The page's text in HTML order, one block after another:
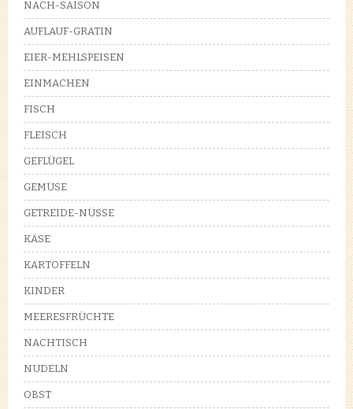
NACH-SAISON
AUFLAUF-GRATIN
EIER-MEHLSPEISEN
EINMACHEN
FISCH
FLEISCH
GEFLÜGEL
GEMÜSE
GETREIDE-NÜSSE
KÄSE
KARTOFFELN
KINDER
MEERESFRÜCHTE
NACHTISCH
NUDELN
OBST